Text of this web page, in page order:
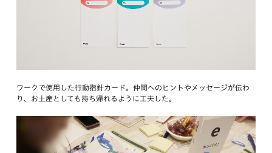
ワークで使用した行動指針カード。仲間へのヒントやメッセージが伝わ
り、お土産としても持ち帰れるように工夫した。